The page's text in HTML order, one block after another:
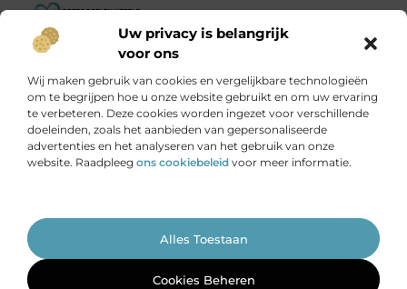
Uw privacy is belangrijk
voor ons
Wij maken gebruik van cookies en vergelijkbare technologieën
om te begrijpen hoe u onze website gebruikt en om uw ervaring
te verbeteren. Deze cookies worden ingezet voor verschillende
doeleinden, zoals het aanbieden van gepersonaliseerde
advertenties en het analyseren van het gebruik van onze
website. Raadpleeg ons cookiebeleid voor meer informatie.
Alles Toestaan
Cookies Beheren
Ga Naar
Goededoelenwereld.nl – Verhalen die inspireren, impact die
Ontdek een diverse verzameling blogs en artikelen over
initiatieven die de wereld een stukje beter maken.
Onze informatie
@2025 www.goededoelenwereld.nl. All Right Reserved.